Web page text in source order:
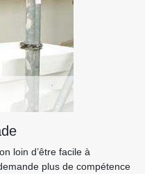
loin d’être facile à
plus de compétence